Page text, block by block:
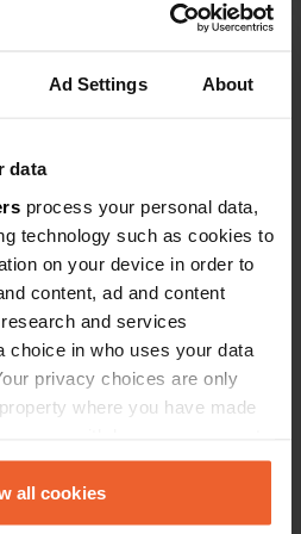
Ad Settings About
data
process your personal data,
technology such as cookies to
on your device in order to
content, ad and content
and services
choice in who uses your data
privacy choices are only
where you have made
Declaration or by clicking on
all cookies
; on entend
déjà venu ici ?
Allemagne